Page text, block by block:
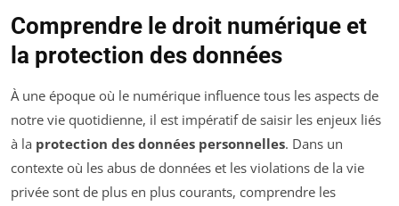
Comprendre le droit numérique et
la protection des données
À une époque où le numérique influence tous les aspects de
notre vie quotidienne, il est impératif de saisir les enjeux liés
à la protection des données personnelles. Dans un
contexte où les abus de données et les violations de la vie
privée sont de plus en plus courants, comprendre les